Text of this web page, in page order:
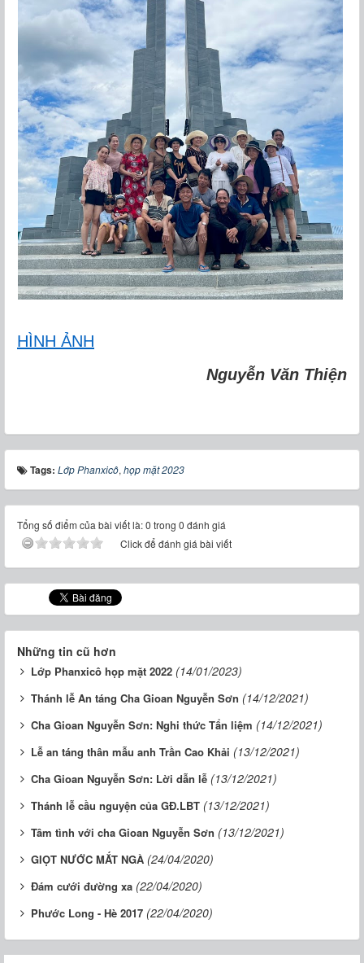
HÌNH ẢNH
Nguyễn Văn Thiện
Tags: Lớp Phanxicô, họp mặt 2023
Tổng số điểm của bài viết là: 0 trong 0 đánh giá
Click để đánh giá bài viết
Những tin cũ hơn
Lớp Phanxicô họp mặt 2022 (14/01/2023)
Thánh lễ An táng Cha Gioan Nguyễn Sơn (14/12/2021)
Cha Gioan Nguyễn Sơn: Nghi thức Tẩn liệm (14/12/2021)
Lễ an táng thân mẫu anh Trần Cao Khải (13/12/2021)
Cha Gioan Nguyễn Sơn: Lời dẫn lễ (13/12/2021)
Thánh lễ cầu nguyện của GĐ.LBT (13/12/2021)
Tâm tình với cha Gioan Nguyễn Sơn (13/12/2021)
GIỌT NƯỚC MẮT NGÀ (24/04/2020)
Đám cưới đường xa (22/04/2020)
Phước Long - Hè 2017 (22/04/2020)